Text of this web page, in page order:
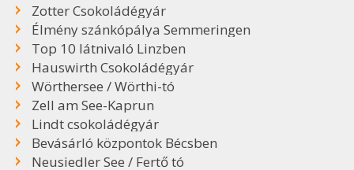
Zotter Csokoládégyár
Élmény szánkópálya Semmeringen
Top 10 látnivaló Linzben
Hauswirth Csokoládégyár
Wörthersee / Wörthi-tó
Zell am See-Kaprun
Lindt csokoládégyár
Bevásárló központok Bécsben
Neusiedler See / Fertő tó